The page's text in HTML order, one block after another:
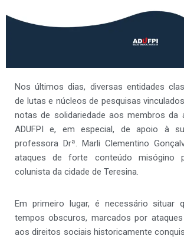
Nos últimos dias, diversas entidades
de lutas e núcleos de pesquisas
notas de solidariedade aos membros da
ADUFPI e, em especial, de apoio à
professora Drª. Marli Clementino
ataques de forte conteúdo misógino
colunista da cidade de Teresina.
Em primeiro lugar, é necessário situar
tempos obscuros, marcados por
aos direitos sociais historicamente